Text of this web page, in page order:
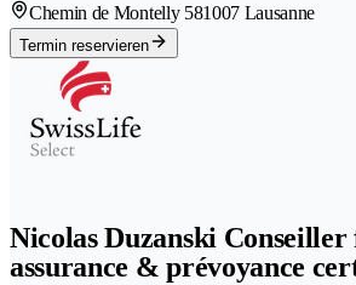
Chemin de Montelly 581007 Lausanne
Termin reservieren
Nicolas Duzanski Conseiller
assurance & prévoyance